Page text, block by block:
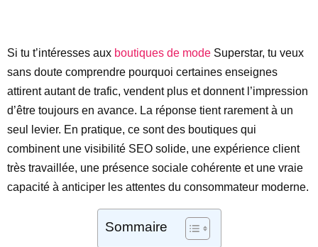
Si tu t’intéresses aux boutiques de mode Superstar, tu veux
sans doute comprendre pourquoi certaines enseignes
attirent autant de trafic, vendent plus et donnent l’impression
d’être toujours en avance. La réponse tient rarement à un
seul levier. En pratique, ce sont des boutiques qui
combinent une visibilité SEO solide, une expérience client
très travaillée, une présence sociale cohérente et une vraie
capacité à anticiper les attentes du consommateur moderne.
Sommaire